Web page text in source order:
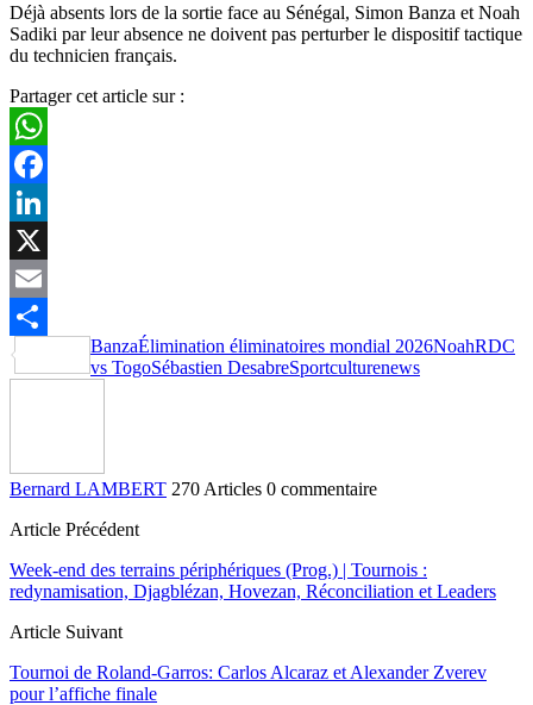
Déjà absents lors de la sortie face au Sénégal, Simon Banza et Noah
Sadiki par leur absence ne doivent pas perturber le dispositif tactique
du technicien français.
Partager cet article sur :
WhatsApp
Facebook
LinkedIn
X
Email
Partager
BanzaÉlimination éliminatoires mondial 2026NoahRDC
vs TogoSébastien DesabreSportculturenews
Bernard LAMBERT 270 Articles 0 commentaire
Article Précédent
Week-end des terrains périphériques (Prog.) | Tournois :
redynamisation, Djagblézan, Hovezan, Réconciliation et Leaders
Article Suivant
Tournoi de Roland-Garros: Carlos Alcaraz et Alexander Zverev
pour l’affiche finale